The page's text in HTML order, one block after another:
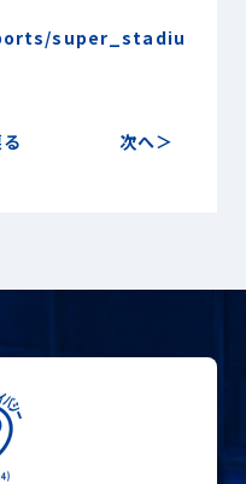
リシー
super_stadiu
次へ